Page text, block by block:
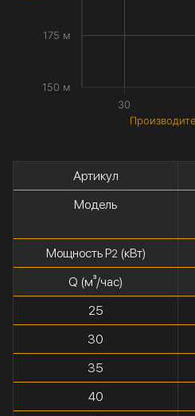
30
150 м
175 м
Артикул
Модель
Мощность P2(кВт)
Q (м³/час)
25
30
35
40